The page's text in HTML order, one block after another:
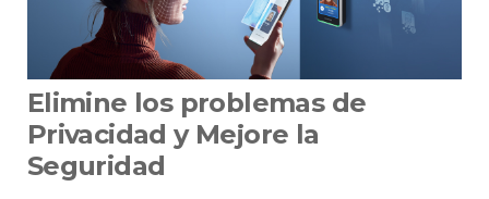
Elimine los problemas de
Privacidad y Mejore la
Seguridad